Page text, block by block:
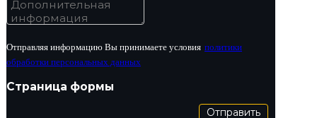
Отправляя информацию Вы принимаете условия политики
обработки персональных данных
Страница формы
Отправить